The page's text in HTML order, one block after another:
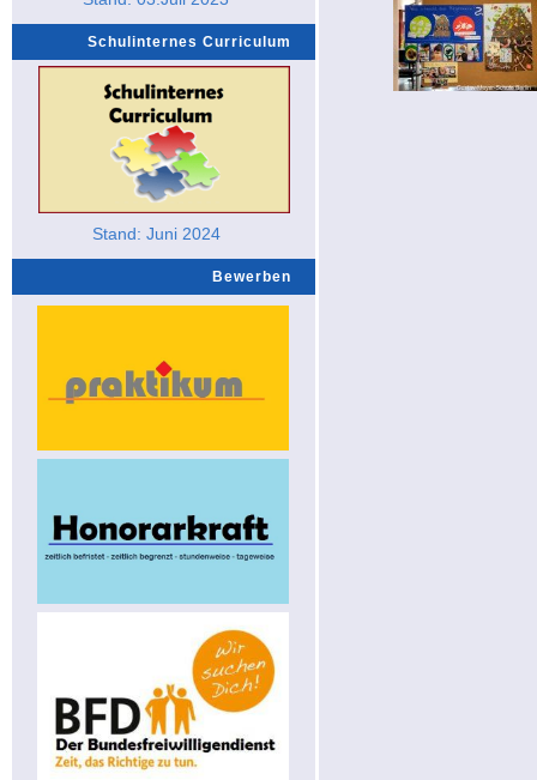
Schulinternes Curriculum
Stand: Juni 2024
Bewerben